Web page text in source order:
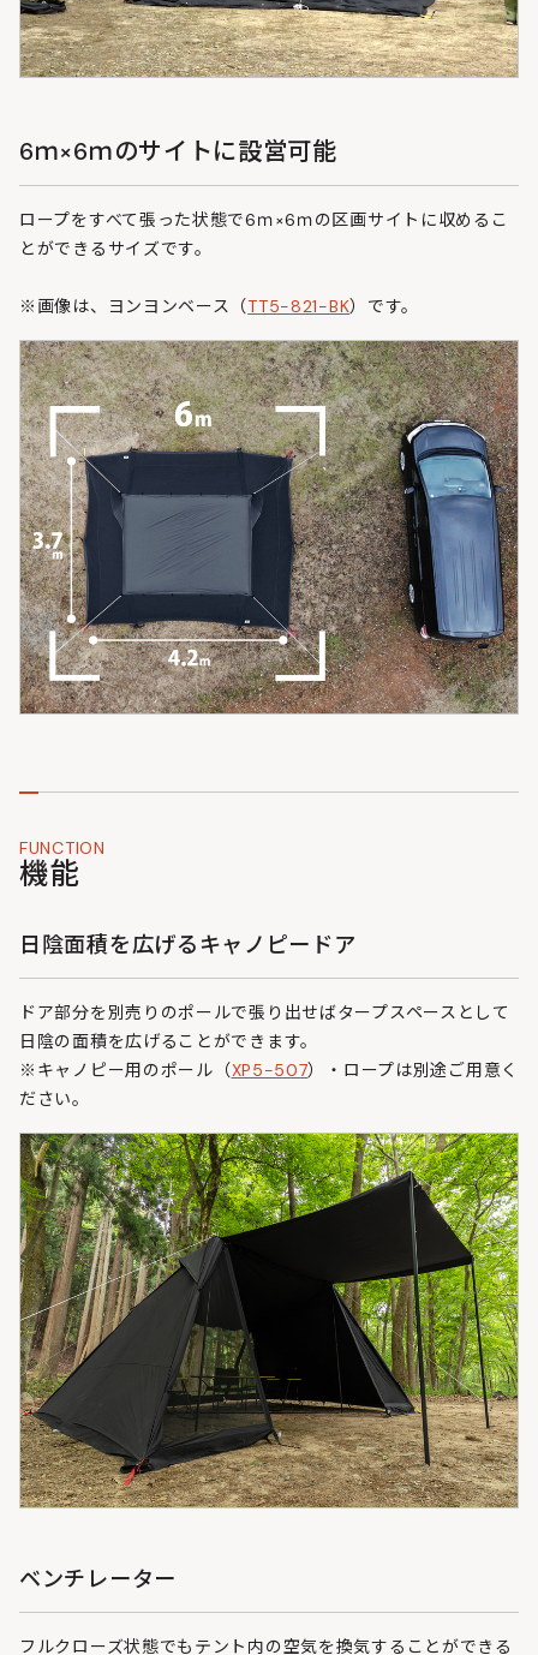
6ｍ×6ｍのサイトに設営可能
ロープをすべて張った状態で6ｍ×6ｍの区画サイトに収めるこ
とができるサイズです。
※画像は、ヨンヨンベース（TT5-821-BK）です。
FUNCTION
機能
日陰面積を広げるキャノピードア
ドア部分を別売りのポールで張り出せばタープスペースとして
日陰の面積を広げることができます。
※キャノピー用のポール（XP5-507）・ロープは別途ご用意く
ださい。
ベンチレーター
フルクローズ状態でもテント内の空気を換気することができる